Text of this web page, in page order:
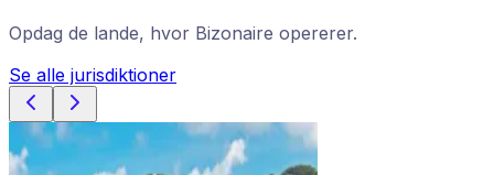
Opdag de lande, hvor Bizonaire opererer.
Se alle jurisdiktioner